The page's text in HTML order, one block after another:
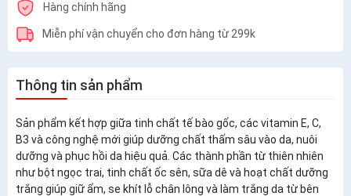
Hàng chính hãng
Miễn phí vận chuyển cho đơn hàng từ 299k
Thông tin sản phẩm
Sản phẩm kết hợp giữa tinh chất tế bào gốc, các vitamin E, C,
B3 và công nghệ mới giúp dưỡng chất thấm sâu vào da, nuôi
dưỡng và phục hồi da hiệu quả. Các thành phần từ thiên nhiên
như bột ngọc trai, tinh chất ốc sên, sữa dê và hoạt chất dưỡng
trắng giúp giữ ẩm, se khít lỗ chân lông và làm trắng da từ bên